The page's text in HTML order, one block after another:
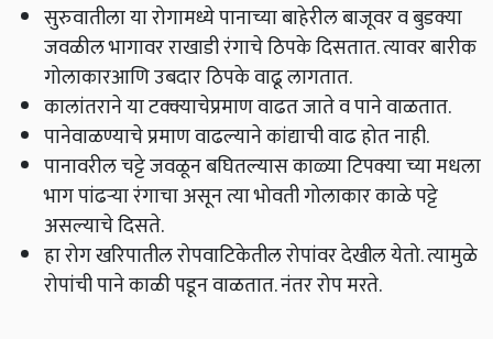
सुरुवातीला या रोगामध्ये पानाच्या बाहेरील बाजूवर व बुडक्या
जवळील भागावर राखाडी रंगाचे ठिपके दिसतात.त्यावर बारीक
गोलाकारआणि उबदार ठिपके वाढू लागतात.
कालांतराने या टक्क्याचेप्रमाण वाढत जाते व पाने वाळतात.
पानेवाळण्याचे प्रमाण वाढल्याने कांद्याची वाढ होत नाही.
पानावरील चट्टे जवळून बघितल्यास काळ्या टिपक्या च्या मधला
भाग पांढऱ्या रंगाचा असून त्या भोवती गोलाकार काळे पट्टे
असल्याचे दिसते.
हा रोग खरिपातील रोपवाटिकेतील रोपांवर देखील येतो.त्यामुळे
रोपांची पाने काळी पडून वाळतात.नंतर रोप मरते.